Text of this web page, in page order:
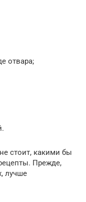
отвара;
стоит, какими бы
Прежде,
лучше